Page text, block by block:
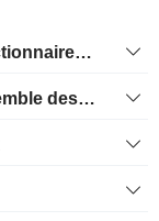
Flux de trésorerie libre pour les actionnaires FCFE
Flux de trésorerie libre pour l’ensemble des pourvoyeurs de fonds (créanciers et actionnaires) FCFF